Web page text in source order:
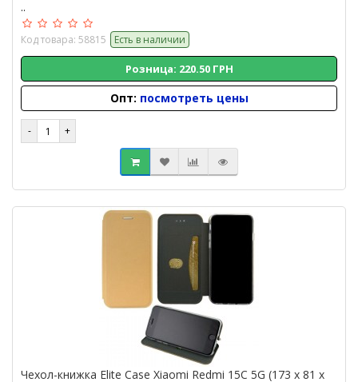
..
Код товара: 58815 Есть в наличии
Розница: 220.50 ГРН
Опт: посмотреть цены
Чехол-книжка Elite Case Xiaomi Redmi 15C 5G (173 x 81 x